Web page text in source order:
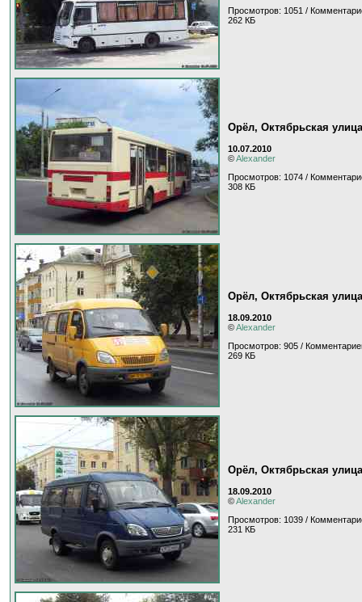
Просмотров: 1051 /
262 КБ
Орёл, Октябрьская улица
10.07.2010
©Alexander
Просмотров: 1074 /
308 КБ
Орёл, Октябрьская улица
18.09.2010
©Alexander
Просмотров: 905 /
269 КБ
Орёл, Октябрьская улица
18.09.2010
©Alexander
Просмотров: 1039 /
231 КБ